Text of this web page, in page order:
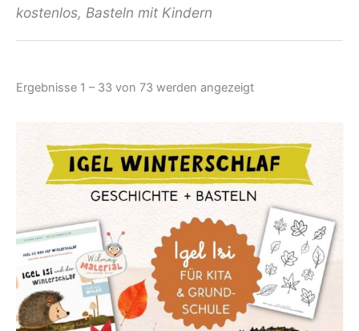
kostenlos, Basteln mit Kindern
Ergebnisse 1 – 33 von 73 werden angezeigtNach